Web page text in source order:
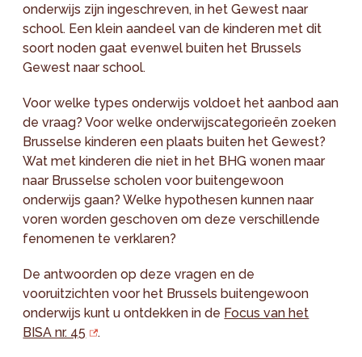
onderwijs zijn ingeschreven, in het Gewest naar
school. Een klein aandeel van de kinderen met dit
soort noden gaat evenwel buiten het Brussels
Gewest naar school.
Voor welke types onderwijs voldoet het aanbod aan
de vraag? Voor welke onderwijscategorieën zoeken
Brusselse kinderen een plaats buiten het Gewest?
Wat met kinderen die niet in het BHG wonen maar
naar Brusselse scholen voor buitengewoon
onderwijs gaan? Welke hypothesen kunnen naar
voren worden geschoven om deze verschillende
fenomenen te verklaren?
De antwoorden op deze vragen en de
vooruitzichten voor het Brussels buitengewoon
onderwijs kunt u ontdekken in de Focus van het
BISA nr. 45
.